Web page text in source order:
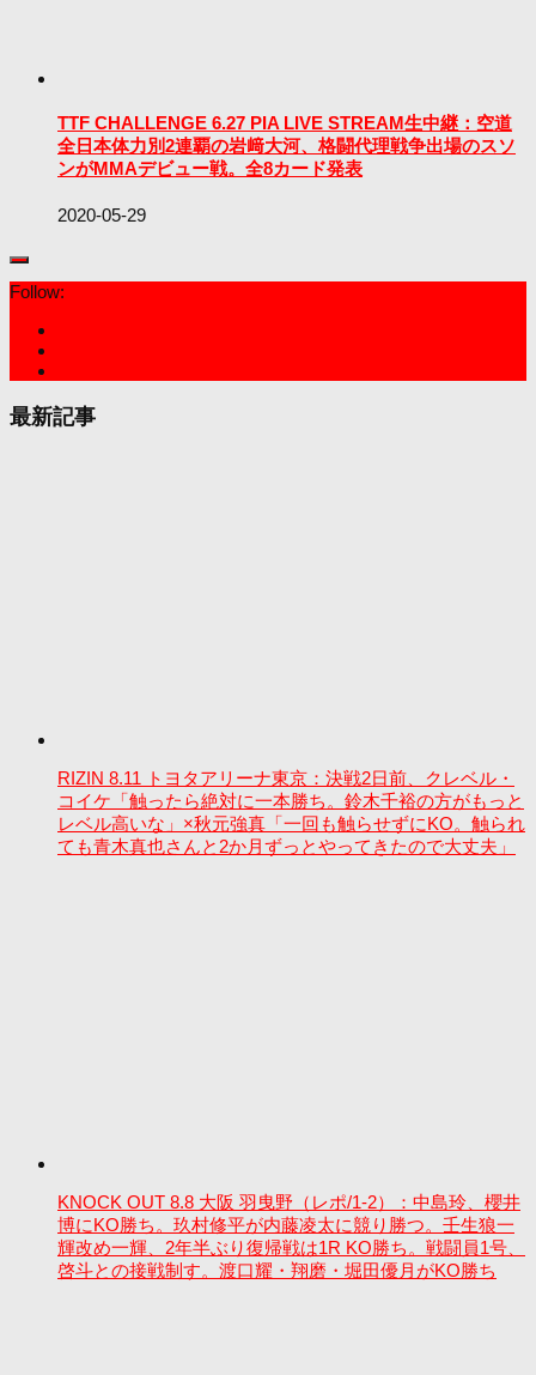
TTF CHALLENGE 6.27 PIA LIVE STREAM生中継：空道
全日本体力別2連覇の岩﨑大河、格闘代理戦争出場のスソ
ンがMMAデビュー戦。全8カード発表
2020-05-29
Follow:
最新記事
RIZIN 8.11 トヨタアリーナ東京：決戦2日前、クレベル・
コイケ「触ったら絶対に一本勝ち。鈴木千裕の方がもっと
レベル高いな」×秋元強真「一回も触らせずにKO。触られ
ても青木真也さんと2か月ずっとやってきたので大丈夫」
KNOCK OUT 8.8 大阪 羽曳野（レポ/1-2）：中島玲、櫻井
博にKO勝ち。玖村修平が内藤凌太に競り勝つ。壬生狼一
輝改め一輝、2年半ぶり復帰戦は1R KO勝ち。戦闘員1号、
啓斗との接戦制す。渡口耀・翔磨・堀田優月がKO勝ち